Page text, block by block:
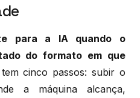
para a IA quando o
do formato em que
cinco passos: subir o
a máquina alcança,